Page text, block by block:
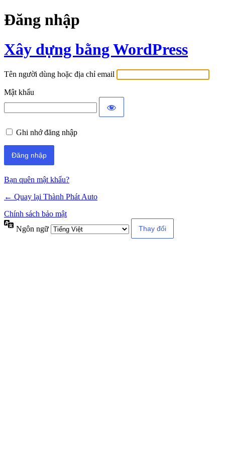
Đăng nhập
Xây dựng bằng WordPress
Tên người dùng hoặc địa chỉ email
Mật khẩu
Ghi nhớ đăng nhập
Bạn quên mật khẩu?
← Quay lại Thành Phát Auto
Chính sách bảo mật
Ngôn ngữ